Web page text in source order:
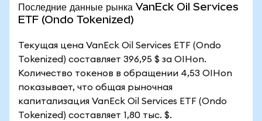
Последние данные рынка VanEck Oil Services
ETF (Ondo Tokenized)
Текущая цена VanEck Oil Services ETF (Ondo
Tokenized) составляет 396,95 $ за OIHon.
Количество токенов в обращении 4,53 OIHon
показывает, что общая рыночная
капитализация VanEck Oil Services ETF (Ondo
Tokenized) составляет 1,80 тыс. $.